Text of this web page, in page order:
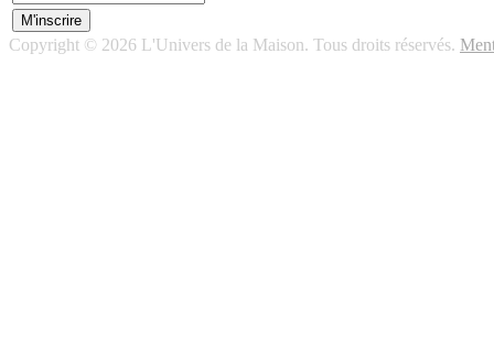
Copyright © 2026 L'Univers de la Maison. Tous droits réservés.